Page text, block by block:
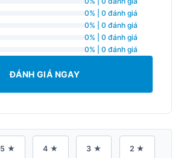
0% | 0 đánh giá
0% | 0 đánh giá
0% | 0 đánh giá
0% | 0 đánh giá
ĐÁNH GIÁ NGAY
5 ★ 4 ★ 3 ★ 2 ★